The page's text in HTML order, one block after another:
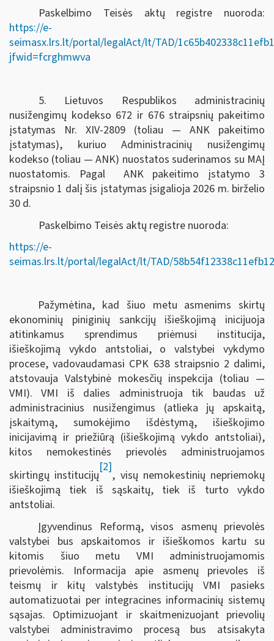
Paskelbimo Teisės aktų registre nuoroda:
https://e-
seimasx.lrs.lt/portal/legalAct/lt/TAD/
jfwid=fcrghmwva
5. Lietuvos Respublikos administracinių
nusižengimų kodekso 672 ir 676 straipsnių pakeitimo
įstatymas Nr. XIV-2809 (toliau — ANK pakeitimo
įstatymas), kuriuo Administracinių nusižengimų
kodekso (toliau — ANK) nuostatos suderinamos su MAĮ
nuostatomis. Pagal ANK pakeitimo įstatymo 3
straipsnio 1 dalį šis įstatymas įsigalioja 2026 m. birželio
30 d.
Paskelbimo Teisės aktų registre nuoroda:
https://e-
seimas.lrs.lt/portal/legalAct/lt/TAD/
Pažymėtina, kad šiuo metu asmenims skirtų
ekonominių piniginių sankcijų išieškojimą inicijuoja
atitinkamus sprendimus priėmusi institucija,
išieškojimą vykdo antstoliai, o valstybei vykdymo
procese, vadovaudamasi CPK 638 straipsnio 2 dalimi,
atstovauja Valstybinė mokesčių inspekcija (toliau —
VMI). VMI iš dalies administruoja tik baudas už
administracinius nusižengimus (atlieka jų apskaitą,
įskaitymą, sumokėjimo išdėstymą, išieškojimo
inicijavimą ir priežiūrą (išieškojimą vykdo antstoliai),
kitos nemokestinės prievolės administruojamos
skirtingų institucijų
[2]
, visų nemokestinių nepriemokų
išieškojimą tiek iš sąskaitų, tiek iš turto vykdo
antstoliai.
Įgyvendinus Reformą, visos asmenų prievolės
valstybei bus apskaitomos ir išieškomos kartu su
kitomis šiuo metu VMI administruojamomis
prievolėmis. Informacija apie asmenų prievoles iš
teismų ir kitų valstybės institucijų VMI pasieks
automatizuotai per integracines informacinių sistemų
sąsajas. Optimizuojant ir skaitmenizuojant prievolių
valstybei administravimo procesą bus atsisakyta